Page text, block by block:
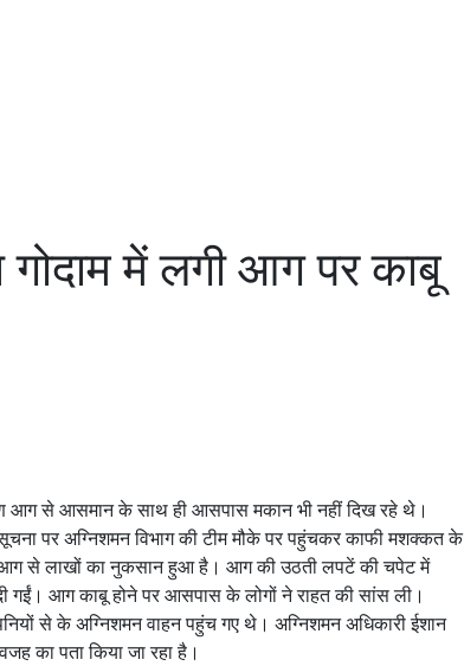
में लगी आग पर काबू
आग से आसमान के साथ ही आसपास मकान भी नहीं दिख रहे थे।
पर अग्निशमन विभाग की टीम मौके पर पहुंचकर काफी मशक्कत के
आग से लाखों का नुकसान हुआ है। आग की उठती लपटें की चपेट में
गईं। आग काबू होने पर आसपास के लोगों ने राहत की सांस ली।
से के अग्निशमन वाहन पहुंच गए थे। अग्निशमन अधिकारी ईशान
का पता किया जा रहा है।